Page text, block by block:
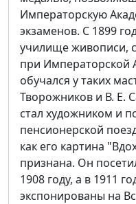
Императорскую
экзаменов. С 1899
училище живописи,
при Императорской
обучался у таких
Творожников и В. Е.
стал художником и
пенсионерской
как его картина
признана. Он
1908 году, а в 1911
экспонированы на